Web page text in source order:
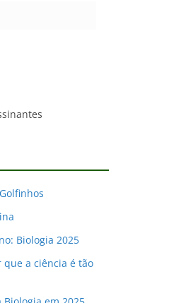
Biologia 2025
a ciência é tão